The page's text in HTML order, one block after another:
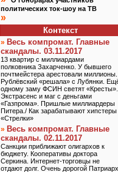
политических ток-шоу на ТВ
»
Контекст
» Весь компромат. Главные
скандалы. 03.11.2017
13 квартир с миллиардами
полковника Захарченко. У бывшего
почтмейстера арестовали миллионы.
Рублёвский «решала» с Лубянки.
одному заму ФСИН светят «Кресты».
Экстрасенс и маг с деньгами
«Газпрома». Пришлые миллиардеры
Питера./ Как зарабатывают хипстеры
«Стрелки»
» Весь компромат. Главные
скандалы. 02.11.2017
Санкции приближают олигархов к
бюджету. Кооперативы доктора
Серкина. Интернет-торговцы не
отдают долг. Очень дорогой Патриарх